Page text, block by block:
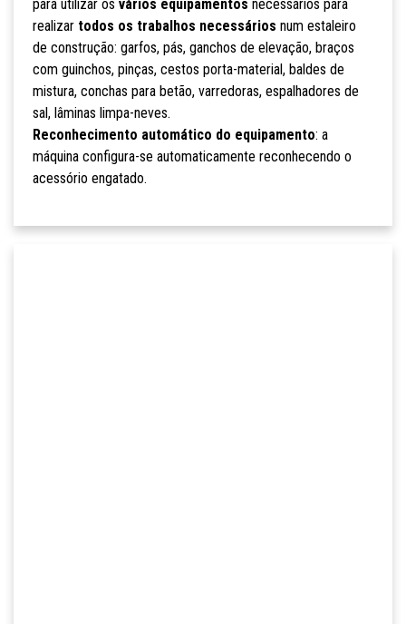
para utilizar os vários equipamentos necessários para
realizar todos os trabalhos necessários num estaleiro
de construção: garfos, pás, ganchos de elevação, braços
com guinchos, pinças, cestos porta-material, baldes de
mistura, conchas para betão, varredoras, espalhadores de
sal, lâminas limpa-neves.
Reconhecimento automático do equipamento: a
máquina configura-se automaticamente reconhecendo o
acessório engatado.